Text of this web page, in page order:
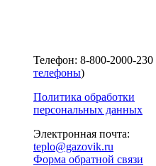
Телефон: 8-800-2000-230
телефоны)
Политика обработки
персональных данных
Электронная почта:
teplo@gazovik.ru
Форма обратной связи